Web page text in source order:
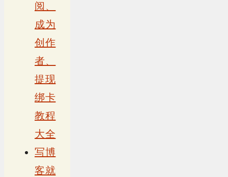
阅、
成为
创作
者、
提现
绑卡
教程
大全
写博
客就